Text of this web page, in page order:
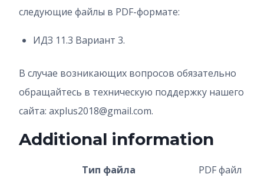
следующие файлы в PDF-формате:
ИДЗ 11.3 Вариант 3.
В случае возникающих вопросов обязательно
обращайтесь в техническую поддержку нашего
сайта: axplus2018@gmail.com.
Additional information
Тип файла PDF файл